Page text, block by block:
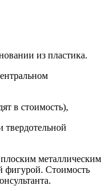
из пластика.
в стоимость),
твердотельной
металлическим
фигурой. Стоимость